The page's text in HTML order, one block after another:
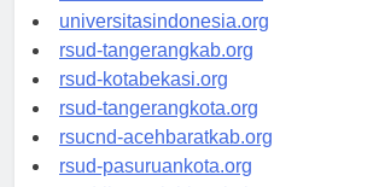
universitassamarinda.id
universitasindonesia.org
rsud-tangerangkab.org
rsud-kotabekasi.org
rsud-tangerangkota.org
rsucnd-acehbaratkab.org